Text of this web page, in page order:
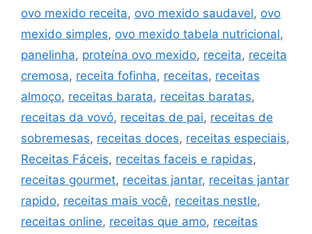
ovo mexido receita, ovo mexido saudavel, ovo
mexido simples, ovo mexido tabela nutricional,
panelinha, proteína ovo mexido, receita, receita
cremosa, receita fofinha, receitas, receitas
almoço, receitas barata, receitas baratas,
receitas da vovó, receitas de pai, receitas de
sobremesas, receitas doces, receitas especiais,
Receitas Fáceis, receitas faceis e rapidas,
receitas gourmet, receitas jantar, receitas jantar
rapido, receitas mais você, receitas nestle,
receitas online, receitas que amo, receitas